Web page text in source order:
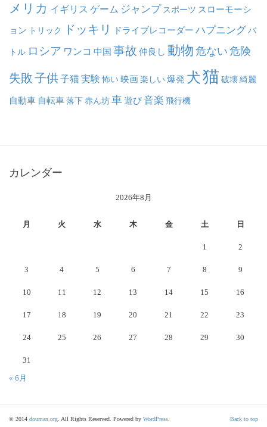
メリカ イギリス ゲーム ジャンプ スポーツ スローモーシ
ョン トリック ドッキリ ドライブレコーダー ハプニング バ
トル ロシア ワンコ 中国 事故 仲良し 動物 危ない 危険
失敗子供子猫実験 怖い映画楽しい爆発 犬猫 破壊綺麗
自動車 自転車落下赤ん坊車遊び音楽 飛行機
カレンダー
2026年8月
月 火 水 木 金 土 日
1 2
3 4 5 6 7 8 9
10 11 12 13 14 15 16
17 18 19 20 21 22 23
24 25 26 27 28 29 30
31
« 6月
© 2014 douman.org . All Rights Reserved. Powered by WordPress Back to top